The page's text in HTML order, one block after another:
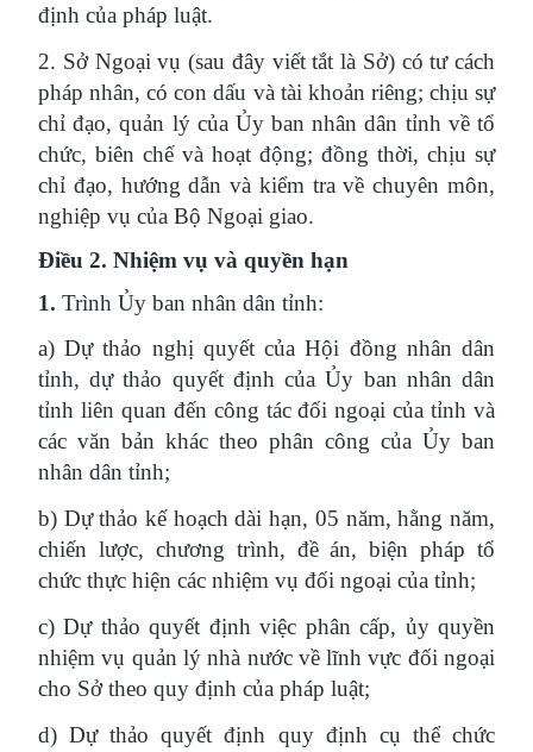
định của pháp luật.
2. Sở Ngoại vụ (sau đây viết tắt là Sở) có tư cách
pháp nhân, có con dấu và tài khoản riêng; chịu sự
chỉ đạo, quản lý của Ủy ban nhân dân tỉnh về tổ
chức, biên chế và hoạt động; đồng thời, chịu sự
chỉ đạo, hướng dẫn và kiểm tra về chuyên môn,
nghiệp vụ của Bộ Ngoại giao.
Điều 2. Nhiệm vụ và quyền hạn
1. Trình Ủy ban nhân dân tỉnh:
a) Dự thảo nghị quyết của Hội đồng nhân dân
tỉnh, dự thảo quyết định của Ủy ban nhân dân
tỉnh liên quan đến công tác đối ngoại của tỉnh và
các văn bản khác theo phân công của Ủy ban
nhân dân tỉnh;
b) Dự thảo kế hoạch dài hạn, 05 năm, hằng năm,
chiến lược, chương trình, đề án, biện pháp tổ
chức thực hiện các nhiệm vụ đối ngoại của tỉnh;
c) Dự thảo quyết định việc phân cấp, ủy quyền
nhiệm vụ quản lý nhà nước về lĩnh vực đối ngoại
cho Sở theo quy định của pháp luật;
d) Dự thảo quyết định quy định cụ thể chức